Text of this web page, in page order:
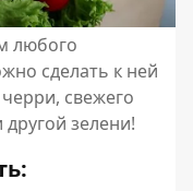
любого
сделать к ней
свежего
другой зелени!